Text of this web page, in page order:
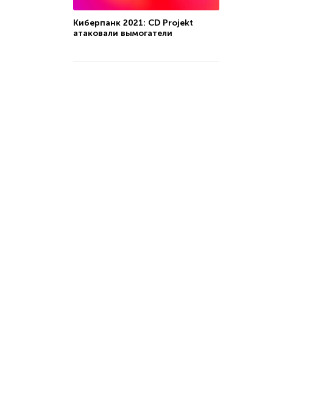
Киберпанк 2021: CD Projekt
атаковали вымогатели